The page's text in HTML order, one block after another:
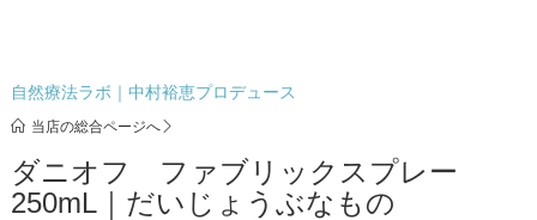
自然療法ラボ｜中村裕恵プロデュース
当店の総合ページへ
ダニオフ ファブリックスプレー
250mL｜だいじょうぶなもの